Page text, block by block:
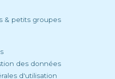
& petits groupes
des données
d'utilisation